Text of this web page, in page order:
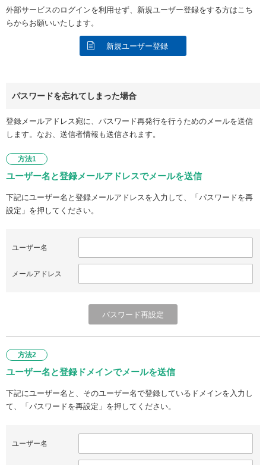
外部サービスのログインを利用せず、新規ユーザー登録をする方はこち
らからお願いいたします。
新規ユーザー登録
パスワードを忘れてしまった場合
登録メールアドレス宛に、パスワード再発行を行うためのメールを送信
します。なお、送信者情報も送信されます。
方法1
ユーザー名と登録メールアドレスでメールを送信
下記にユーザー名と登録メールアドレスを入力して、「パスワードを再
設定」を押してください。
ユーザー名
メールアドレス
方法2
ユーザー名と登録ドメインでメールを送信
下記にユーザー名と、そのユーザー名で登録しているドメインを入力し
て、「パスワードを再設定」を押してください。
ユーザー名